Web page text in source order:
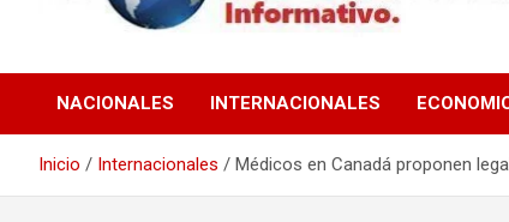
NACIONALES INTERNACIONALES
Inicio Internacionales Médicos en Canadá proponen